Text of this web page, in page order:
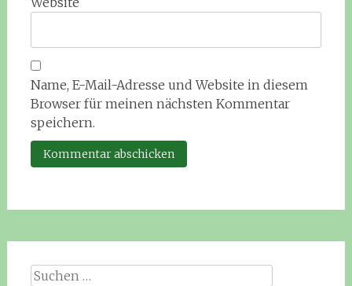
Name, E-Mail-Adresse und Website in diesem
Browser für meinen nächsten Kommentar
speichern.
Suchen